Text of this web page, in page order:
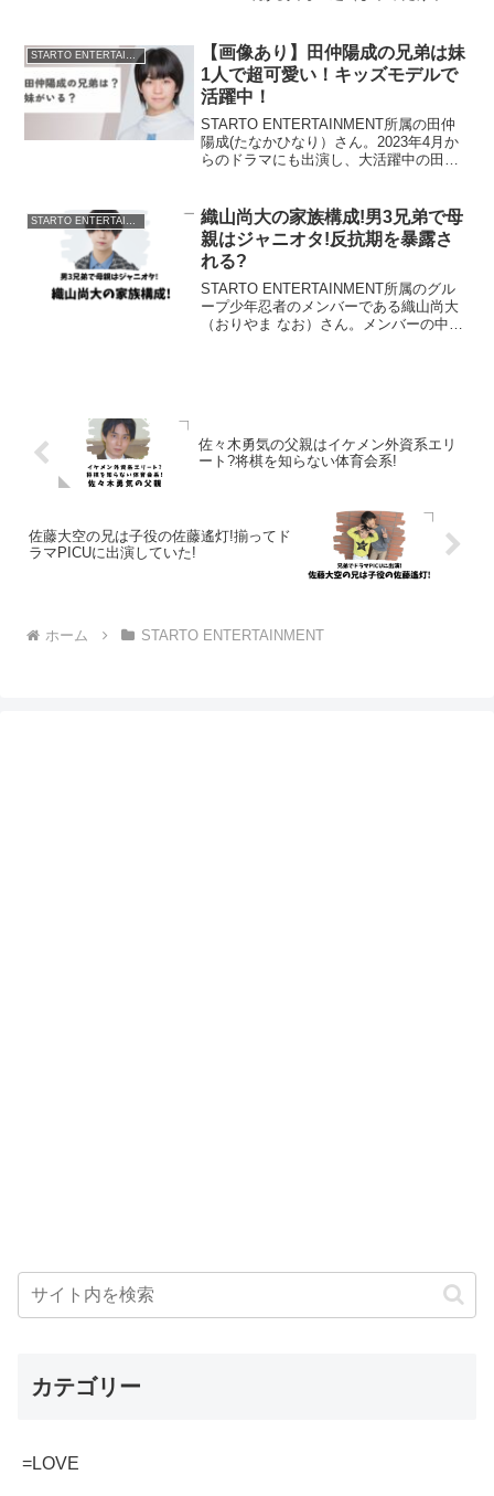
忠義さんがプロデュースしたグループで
今勢いのある関西勢...
STARTO ENTERTAINMENT
【画像あり】田仲陽成の兄弟は妹
1人で超可愛い！キッズモデルで
活躍中！
STARTO ENTERTAINMENT所属の田仲
陽成(たなかひなり）さん。2023年4月か
らのドラマにも出演し、大活躍中の田仲
人いて、田中新奈さんといいます。妹が
キッズ...
織山尚大の家族構成!男3兄弟で母
親はジャニオタ!反抗期を暴露さ
れる?
STARTO ENTERTAINMENT所属のグル
ープ少年忍者のメンバーである織山尚大
（おりやま なお）さん。メンバーの中で
佐々木勇気の父親はイケメン外資系エリ
ート?将棋を知らない体育会系!
佐藤大空の兄は子役の佐藤遙灯!揃ってド
ラマPICUに出演していた!
ホーム STARTO ENTERTAINMENT
カテゴリー
=LOVE